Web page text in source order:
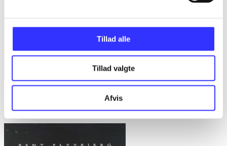
Tillad alle
Tillad valgte
Afvis
Rationalitet og magt. Bd. 1 : Det konkretes videnskab
Bent Flyvbjerg